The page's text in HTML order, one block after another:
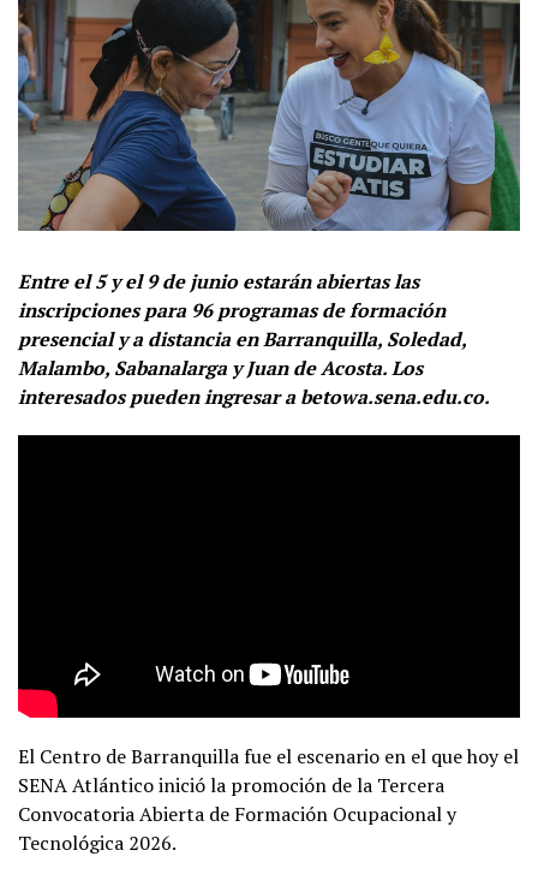
Entre el 5 y el 9 de junio estarán abiertas las
inscripciones para 96 programas de formación
presencial y a distancia en Barranquilla, Soledad,
Malambo, Sabanalarga y Juan de Acosta. Los
interesados pueden ingresar a betowa.sena.edu.co.
El Centro de Barranquilla fue el escenario en el que hoy el
SENA Atlántico inició la promoción de la Tercera
Convocatoria Abierta de Formación Ocupacional y
Tecnológica 2026.